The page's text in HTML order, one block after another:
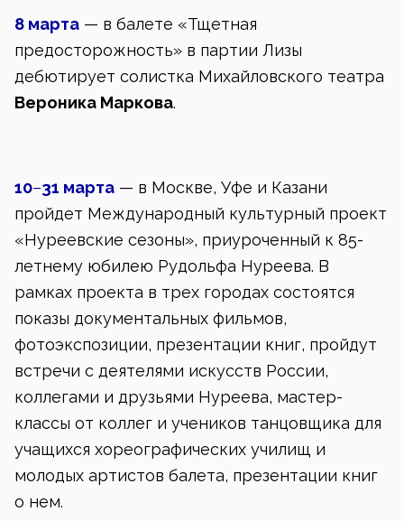
8 марта — в балете «Тщетная
предосторожность» в партии Лизы
дебютирует солистка Михайловского театра
Вероника Маркова.
10–31 марта — в Москве, Уфе и Казани
пройдет Международный культурный проект
«Нуреевские сезоны», приуроченный к 85-
летнему юбилею Рудольфа Нуреева. В
рамках проекта в трех городах состоятся
показы документальных фильмов,
фотоэкспозиции, презентации книг, пройдут
встречи с деятелями искусств России,
коллегами и друзьями Нуреева, мастер-
классы от коллег и учеников танцовщика для
учащихся хореографических училищ и
молодых артистов балета, презентации книг
о нем.